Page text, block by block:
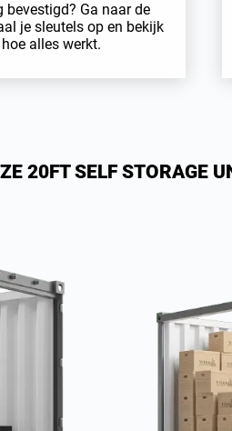
bevestigd? Ga naar de
je sleutels op en bekijk
hoe alles werkt.
20FT SELF STORAGE